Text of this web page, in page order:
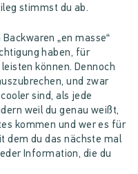
stimmst du ab.
„en masse“
haben, für
können. Dennoch
und zwar
sind, als jede
weil du genau weißt,
kommen und wer es für
dem du das nächste mal
Information, die du